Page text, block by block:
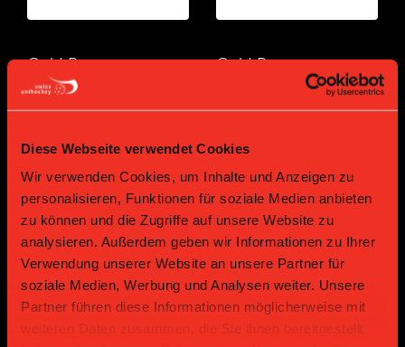
Diese Webseite verwendet Cookies
Wir verwenden Cookies, um Inhalte und Anzeigen zu
personalisieren, Funktionen für soziale Medien anbieten
zu können und die Zugriffe auf unsere Website zu
analysieren. Außerdem geben wir Informationen zu Ihrer
Verwendung unserer Website an unsere Partner für
soziale Medien, Werbung und Analysen weiter. Unsere
Partner führen diese Informationen möglicherweise mit
weiteren Daten zusammen, die Sie ihnen bereitgestellt
Gold Partner Gold Partner
Bronze Partner